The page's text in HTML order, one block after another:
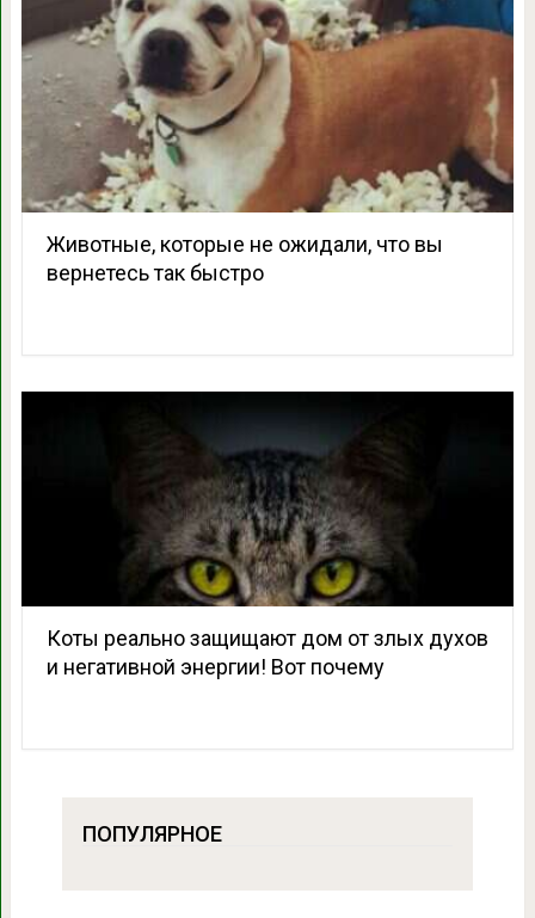
Животные, которые не ожидали, что вы
вернетесь так быстро
Коты реально защищают дом от злых духов
и негативной энергии! Вот почему
ПОПУЛЯРНОЕ